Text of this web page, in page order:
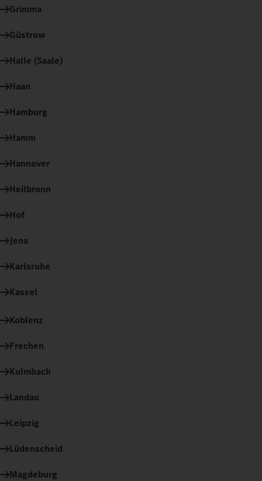
Grimma
Güstrow
Halle (Saale)
Haan
Hamburg
Hamm
Hannover
Heilbronn
Hof
Jena
Karlsruhe
Kassel
Koblenz
Frechen
Kulmbach
Landau
Leipzig
Lüdenscheid
Magdeburg